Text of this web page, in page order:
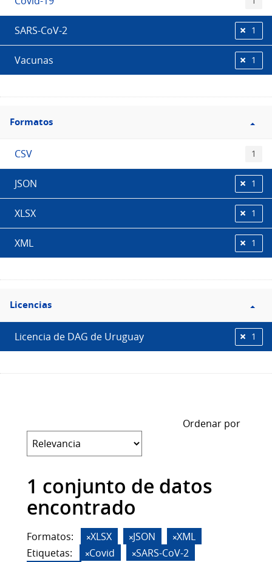
SARS-CoV-2 1
Vacunas 1
Filtro
Formatos
Formatos
CSV 1
JSON 1
XLSX 1
XML 1
Filtro
Licencias
Licencias
Licencia de DAG de Uruguay 1
Ordenar por
1 conjunto de datos
encontrado
Formatos: XLSX JSON
XML
Etiquetas:
Covid
SARS-CoV-2